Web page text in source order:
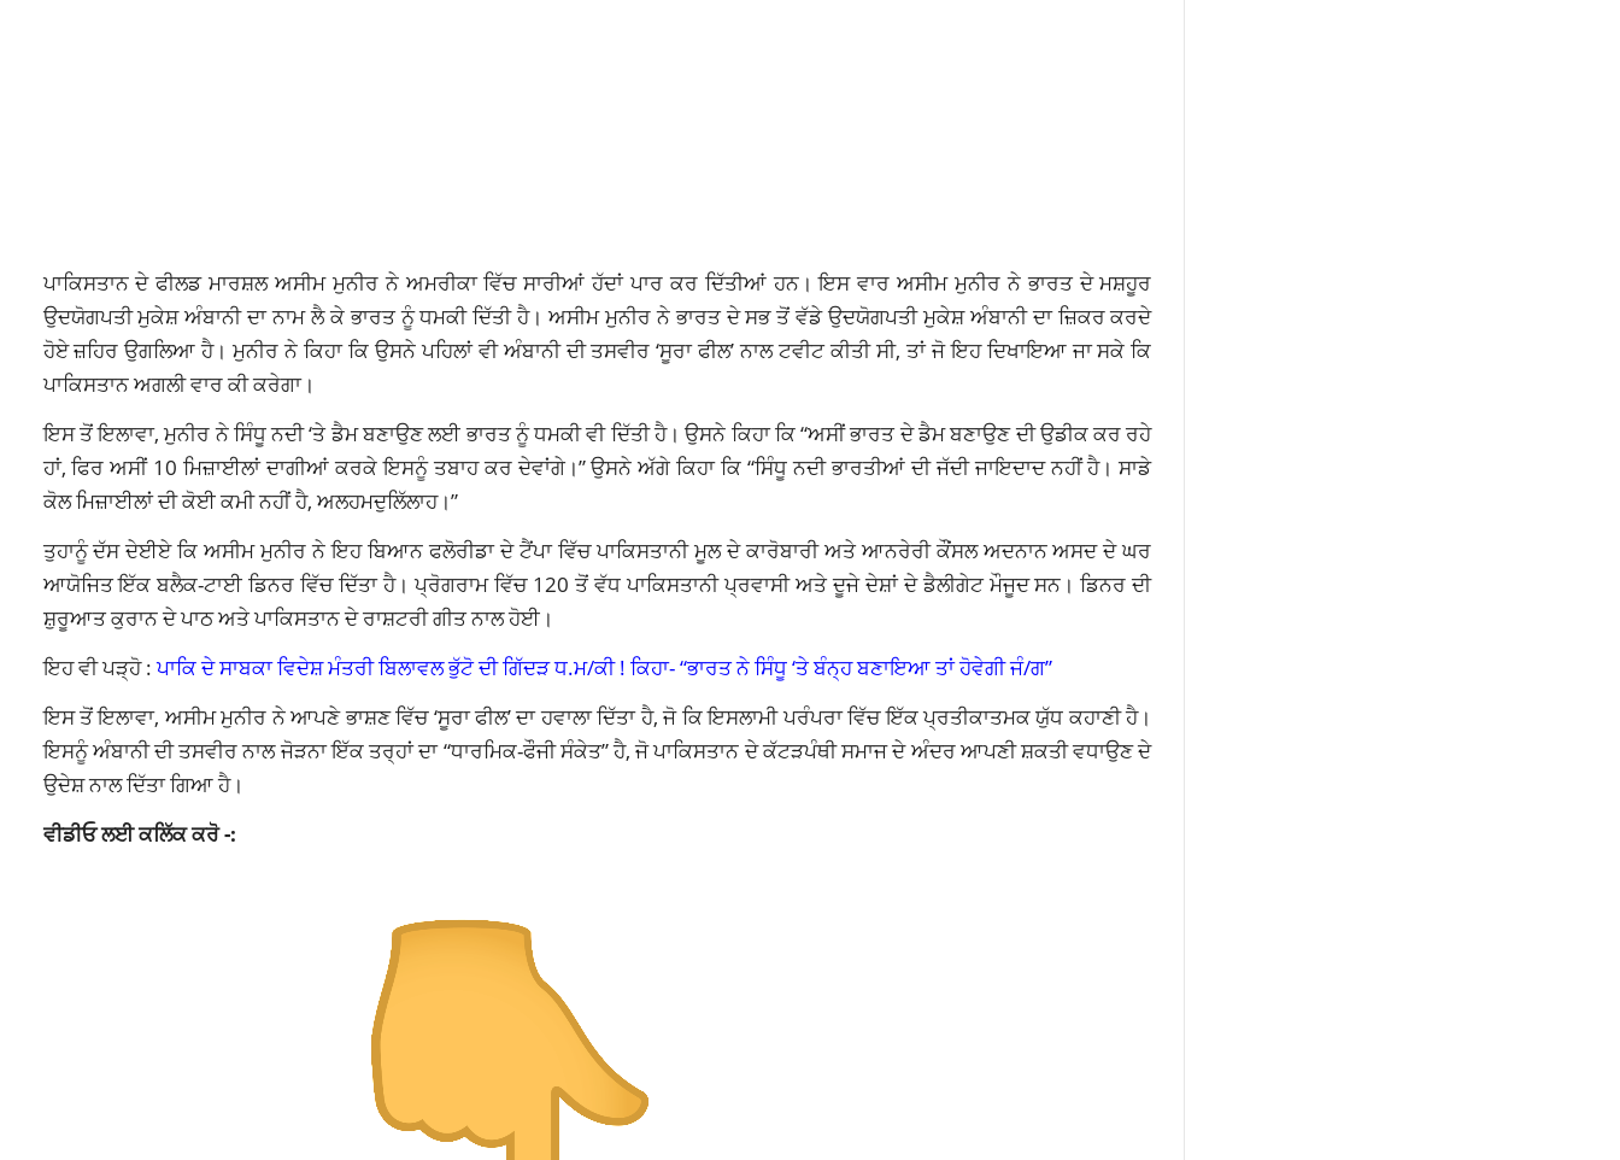
ਪਾਕਿਸਤਾਨ ਦੇ ਫੀਲਡ ਮਾਰਸ਼ਲ ਅਸੀਮ ਮੁਨੀਰ ਨੇ ਅਮਰੀਕਾ ਵਿੱਚ ਸਾਰੀਆਂ ਹੱਦਾਂ ਪਾਰ ਕਰ ਦਿੱਤੀਆਂ ਹਨ। ਇਸ ਵਾਰ ਅਸੀਮ ਮੁਨੀਰ ਨੇ ਭਾਰਤ ਦੇ ਮਸ਼ਹੂਰ
ਉਦਯੋਗਪਤੀ ਮੁਕੇਸ਼ ਅੰਬਾਨੀ ਦਾ ਨਾਮ ਲੈ ਕੇ ਭਾਰਤ ਨੂੰ ਧਮਕੀ ਦਿੱਤੀ ਹੈ। ਅਸੀਮ ਮੁਨੀਰ ਨੇ ਭਾਰਤ ਦੇ ਸਭ ਤੋਂ ਵੱਡੇ ਉਦਯੋਗਪਤੀ ਮੁਕੇਸ਼ ਅੰਬਾਨੀ ਦਾ ਜ਼ਿਕਰ ਕਰਦੇ
ਹੋਏ ਜ਼ਹਿਰ ਉਗਲਿਆ ਹੈ। ਮੁਨੀਰ ਨੇ ਕਿਹਾ ਕਿ ਉਸਨੇ ਪਹਿਲਾਂ ਵੀ ਅੰਬਾਨੀ ਦੀ ਤਸਵੀਰ ‘ਸੂਰਾ ਫੀਲ’ ਨਾਲ ਟਵੀਟ ਕੀਤੀ ਸੀ, ਤਾਂ ਜੋ ਇਹ ਦਿਖਾਇਆ ਜਾ ਸਕੇ ਕਿ
ਪਾਕਿਸਤਾਨ ਅਗਲੀ ਵਾਰ ਕੀ ਕਰੇਗਾ।
ਇਸ ਤੋਂ ਇਲਾਵਾ, ਮੁਨੀਰ ਨੇ ਸਿੰਧੂ ਨਦੀ ‘ਤੇ ਡੈਮ ਬਣਾਉਣ ਲਈ ਭਾਰਤ ਨੂੰ ਧਮਕੀ ਵੀ ਦਿੱਤੀ ਹੈ। ਉਸਨੇ ਕਿਹਾ ਕਿ “ਅਸੀਂ ਭਾਰਤ ਦੇ ਡੈਮ ਬਣਾਉਣ ਦੀ ਉਡੀਕ ਕਰ ਰਹੇ
ਹਾਂ, ਫਿਰ ਅਸੀਂ 10 ਮਿਜ਼ਾਈਲਾਂ ਦਾਗੀਆਂ ਕਰਕੇ ਇਸਨੂੰ ਤਬਾਹ ਕਰ ਦੇਵਾਂਗੇ।” ਉਸਨੇ ਅੱਗੇ ਕਿਹਾ ਕਿ “ਸਿੰਧੂ ਨਦੀ ਭਾਰਤੀਆਂ ਦੀ ਜੱਦੀ ਜਾਇਦਾਦ ਨਹੀਂ ਹੈ। ਸਾਡੇ
ਕੋਲ ਮਿਜ਼ਾਈਲਾਂ ਦੀ ਕੋਈ ਕਮੀ ਨਹੀਂ ਹੈ, ਅਲਹਮਦੁਲਿੱਲਾਹ।”
ਤੁਹਾਨੂੰ ਦੱਸ ਦੇਈਏ ਕਿ ਅਸੀਮ ਮੁਨੀਰ ਨੇ ਇਹ ਬਿਆਨ ਫਲੋਰੀਡਾ ਦੇ ਟੈਂਪਾ ਵਿੱਚ ਪਾਕਿਸਤਾਨੀ ਮੂਲ ਦੇ ਕਾਰੋਬਾਰੀ ਅਤੇ ਆਨਰੇਰੀ ਕੌਂਸਲ ਅਦਨਾਨ ਅਸਦ ਦੇ ਘਰ
ਆਯੋਜਿਤ ਇੱਕ ਬਲੈਕ-ਟਾਈ ਡਿਨਰ ਵਿੱਚ ਦਿੱਤਾ ਹੈ। ਪ੍ਰੋਗਰਾਮ ਵਿੱਚ 120 ਤੋਂ ਵੱਧ ਪਾਕਿਸਤਾਨੀ ਪ੍ਰਵਾਸੀ ਅਤੇ ਦੂਜੇ ਦੇਸ਼ਾਂ ਦੇ ਡੈਲੀਗੇਟ ਮੌਜੂਦ ਸਨ। ਡਿਨਰ ਦੀ
ਸ਼ੁਰੂਆਤ ਕੁਰਾਨ ਦੇ ਪਾਠ ਅਤੇ ਪਾਕਿਸਤਾਨ ਦੇ ਰਾਸ਼ਟਰੀ ਗੀਤ ਨਾਲ ਹੋਈ।
ਇਹ ਵੀ ਪੜ੍ਹੋ :ਪਾਕਿ ਦੇ ਸਾਬਕਾ ਵਿਦੇਸ਼ ਮੰਤਰੀ ਬਿਲਾਵਲ ਭੁੱਟੋ ਦੀ ਗਿੱਦੜ ਧ.ਮ/ਕੀ ! ਕਿਹਾ- “ਭਾਰਤ ਨੇ ਸਿੰਧੂ ‘ਤੇ ਬੰਨ੍ਹ ਬਣਾਇਆ ਤਾਂ ਹੋਵੇਗੀ ਜੰ/ਗ”
ਇਸ ਤੋਂ ਇਲਾਵਾ, ਅਸੀਮ ਮੁਨੀਰ ਨੇ ਆਪਣੇ ਭਾਸ਼ਣ ਵਿੱਚ ‘ਸੂਰਾ ਫੀਲ’ ਦਾ ਹਵਾਲਾ ਦਿੱਤਾ ਹੈ, ਜੋ ਕਿ ਇਸਲਾਮੀ ਪਰੰਪਰਾ ਵਿੱਚ ਇੱਕ ਪ੍ਰਤੀਕਾਤਮਕ ਯੁੱਧ ਕਹਾਣੀ ਹੈ।
ਇਸਨੂੰ ਅੰਬਾਨੀ ਦੀ ਤਸਵੀਰ ਨਾਲ ਜੋੜਨਾ ਇੱਕ ਤਰ੍ਹਾਂ ਦਾ “ਧਾਰਮਿਕ-ਫੌਜੀ ਸੰਕੇਤ” ਹੈ, ਜੋ ਪਾਕਿਸਤਾਨ ਦੇ ਕੱਟੜਪੰਥੀ ਸਮਾਜ ਦੇ ਅੰਦਰ ਆਪਣੀ ਸ਼ਕਤੀ ਵਧਾਉਣ ਦੇ
ਉਦੇਸ਼ ਨਾਲ ਦਿੱਤਾ ਗਿਆ ਹੈ।
ਵੀਡੀਓ ਲਈ ਕਲਿੱਕ ਕਰੋ -: